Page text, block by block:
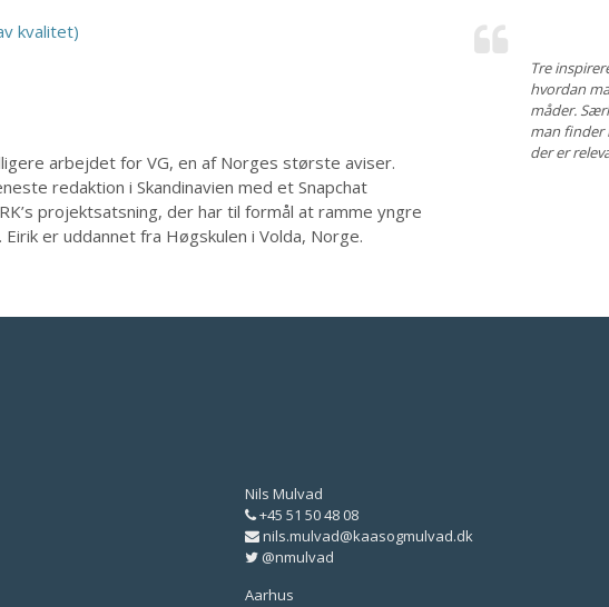
arbejdet for VG, en af Norges største aviser.
redaktion i Skandinavien med et Snapchat
projektsatsning, der har til formål at ramme yngre
er uddannet fra Høgskulen i Volda, Norge.
Tre
hvordan
måder.
man finder
der er
Nils Mulvad
+45 51 50 48 08
nils.mulvad@kaasogmulvad.dk
@nmulvad
Aarhus